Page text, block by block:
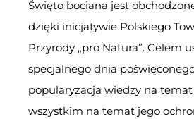
Święto bociana jest
dzięki inicjatywie Polskiego
Przyrody „pro Natura”. Celem
specjalnego dnia
popularyzacja wiedzy na
wszystkim na temat jego